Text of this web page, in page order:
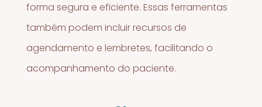
forma segura e eficiente. Essas ferramentas
também podem incluir recursos de
agendamento e lembretes, facilitando o
acompanhamento do paciente.